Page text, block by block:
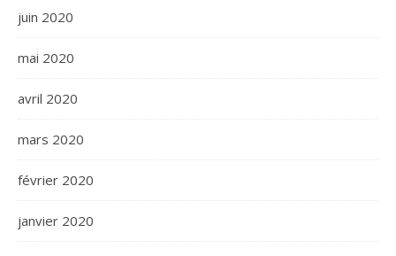
juin 2020
mai 2020
avril 2020
mars 2020
février 2020
janvier 2020